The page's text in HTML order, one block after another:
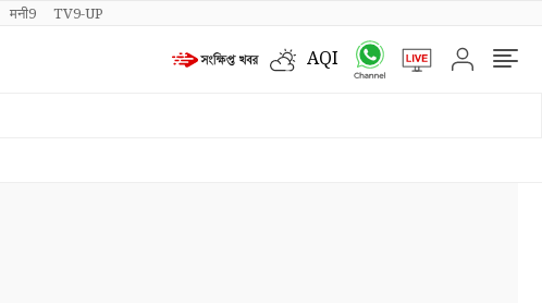
मनी9 TV9-UP
AQI